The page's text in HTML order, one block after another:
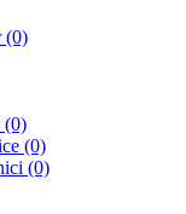
(0)
(0)
(0)
(0)